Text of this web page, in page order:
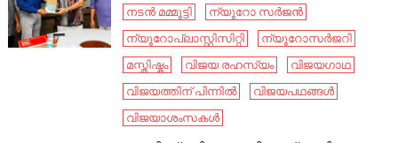
നടൻ മമ്മൂട്ടി
ന്യൂറോ സർജൻ
ന്യൂറോപ്ലാസ്റ്റിസിറ്റി
ന്യൂറോസർജറി
മസ്തിഷ്കം
വിജയ രഹസ്യം
വിജയഗാഥ
വിജയത്തിന് പിന്നിൽ
വിജയപഥങ്ങൾ
വിജയാശംസകൾ